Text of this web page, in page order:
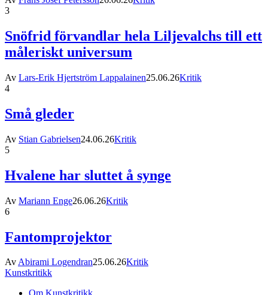
3
Snöfrid förvandlar hela Liljevalchs till ett
måleriskt universum
Av Lars-Erik Hjertström Lappalainen25.06.26Kritik
4
Små gleder
Av Stian Gabrielsen24.06.26Kritik
5
Hvalene har sluttet å synge
Av Mariann Enge26.06.26Kritik
6
Fantomprojektor
AvAbirami Logendran25.06.26Kritik
Kunstkritikk